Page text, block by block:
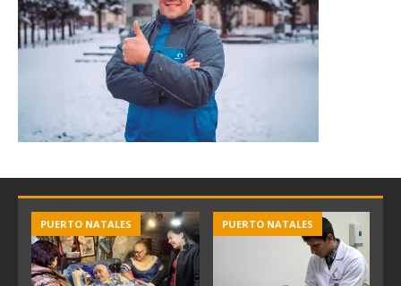
PUERTO NATALES PUERTO NATALES